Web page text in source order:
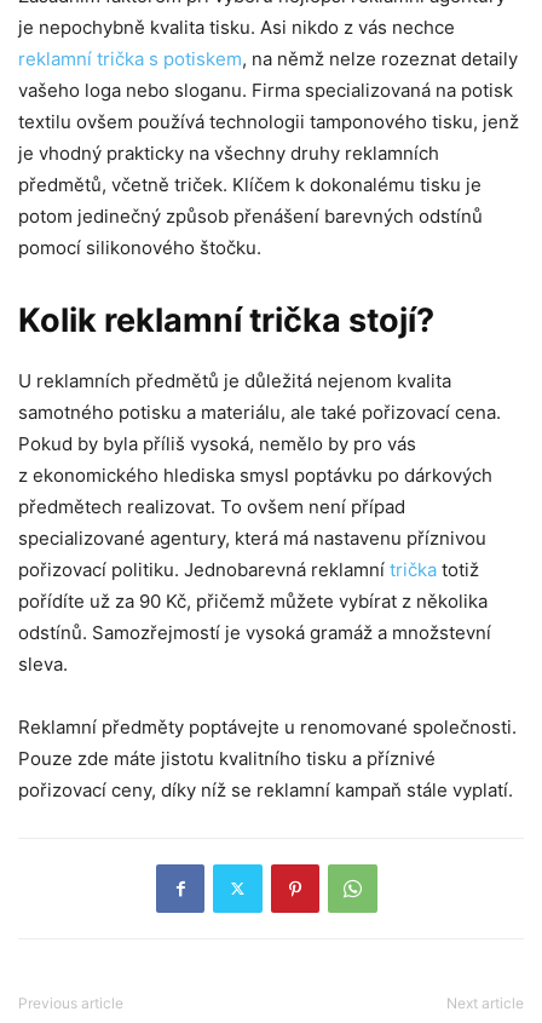
je nepochybně kvalita tisku. Asi nikdo z vás nechce
reklamní trička s potiskem, na němž nelze rozeznat detaily
vašeho loga nebo sloganu. Firma specializovaná na potisk
textilu ovšem používá technologii tamponového tisku, jenž
je vhodný prakticky na všechny druhy reklamních
předmětů, včetně triček. Klíčem k dokonalému tisku je
potom jedinečný způsob přenášení barevných odstínů
pomocí silikonového štočku.
Kolik reklamní trička stojí?
U reklamních předmětů je důležitá nejenom kvalita
samotného potisku a materiálu, ale také pořizovací cena.
Pokud by byla příliš vysoká, nemělo by pro vás
z ekonomického hlediska smysl poptávku po dárkových
předmětech realizovat. To ovšem není případ
specializované agentury, která má nastavenu příznivou
pořizovací politiku. Jednobarevná reklamní trička totiž
pořídíte už za 90 Kč, přičemž můžete vybírat z několika
odstínů. Samozřejmostí je vysoká gramáž a množstevní
sleva.
Reklamní předměty poptávejte u renomované společnosti.
Pouze zde máte jistotu kvalitního tisku a příznivé
pořizovací ceny, díky níž se reklamní kampaň stále vyplatí.
Previous article Next article